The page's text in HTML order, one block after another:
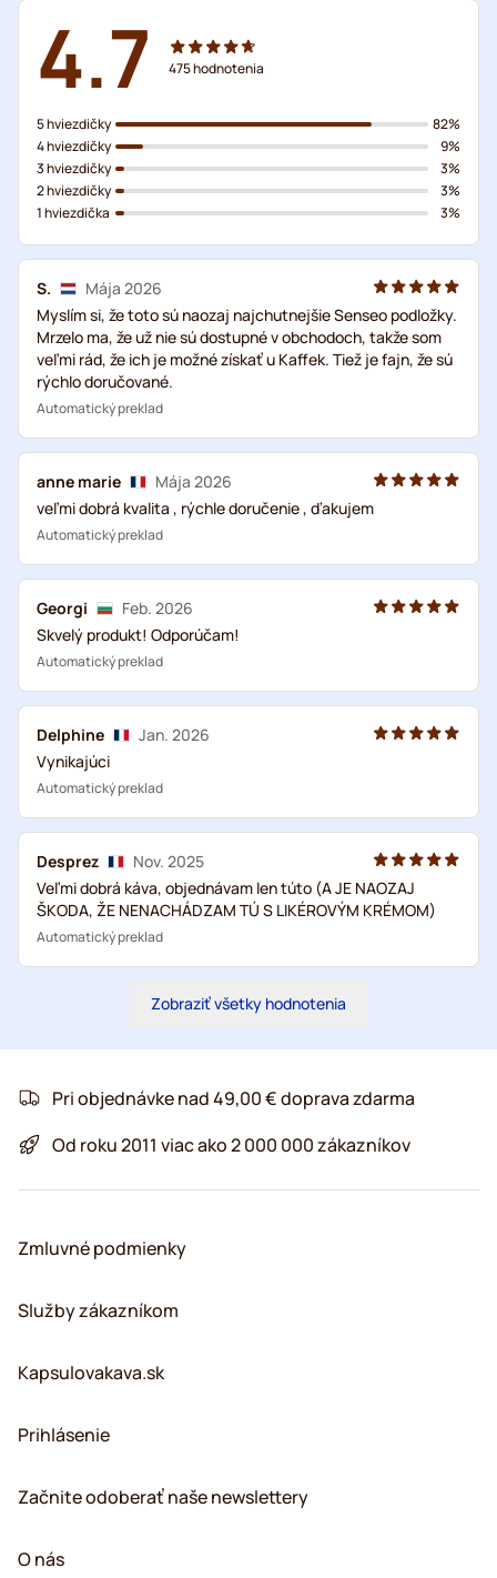
4.7 475hodnotenia
5 hviezdičky
4 hviezdičky
3 hviezdičky
2 hviezdičky
1 hviezdička
82%
9%
3%
3%
3%
S.
Mája 2026
Myslím si, že toto sú naozaj najchutnejšie Senseo podložky.
Mrzelo ma, že už nie sú dostupné v obchodoch, takže som
veľmi rád, že ich je možné získať u Kaffek. Tiež je fajn, že sú
rýchlo doručované.
Automatický preklad
anne marie
Mája 2026
veľmi dobrá kvalita , rýchle doručenie , ďakujem
Automatický preklad
Georgi
Feb. 2026
Skvelý produkt! Odporúčam!
Automatický preklad
Delphine
Jan. 2026
Vynikajúci
Automatický preklad
Desprez
Nov. 2025
Veľmi dobrá káva, objednávam len túto (A JE NAOZAJ
ŠKODA, ŽE NENACHÁDZAM TÚ S LIKÉROVÝM KRÉMOM)
Automatický preklad
Zobraziť všetky hodnotenia
Pri objednávke nad 49,00 € doprava zdarma
Od roku 2011 viac ako 2 000 000 zákazníkov
Zmluvné podmienky
Služby zákazníkom
Kapsulovakava.sk
Prihlásenie
Začnite odoberať naše newslettery
O nás